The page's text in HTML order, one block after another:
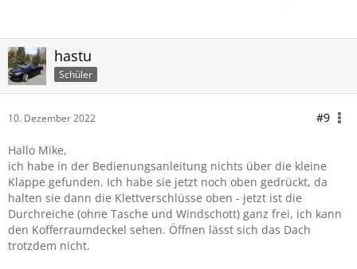
hastu
Schüler
10. Dezember 2022 #9
Hallo Mike,
ich habe in der Bedienungsanleitung nichts über die kleine
Klappe gefunden. Ich habe sie jetzt noch oben gedrückt, da
halten sie dann die Klettverschlüsse oben - jetzt ist die
Durchreiche (ohne Tasche und Windschott) ganz frei, ich kann
den Kofferraumdeckel sehen. Öffnen lässt sich das Dach
trotzdem nicht.